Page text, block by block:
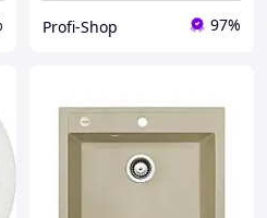
Profi-Shop 97%